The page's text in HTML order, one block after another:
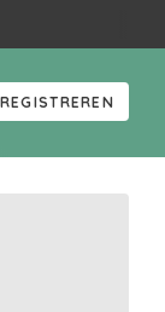
REGISTREREN